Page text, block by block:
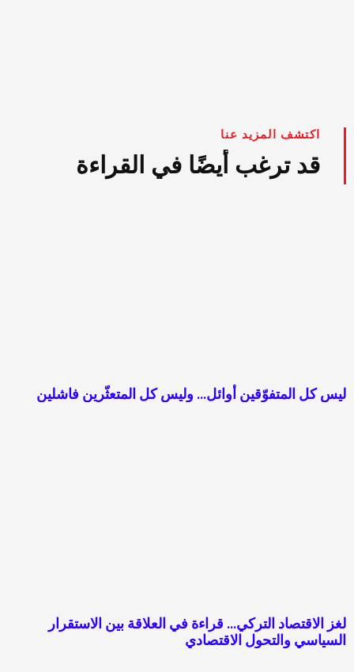
اكتشف المزيد عنا
قد ترغب أيضًا في القراءة
ليس كل المتفوّقين أوائل… وليس كل المتعثّرين فاشلين
لغز الاقتصاد التركي… قراءة في العلاقة بين الاستقرار
السياسي والتحول الاقتصادي